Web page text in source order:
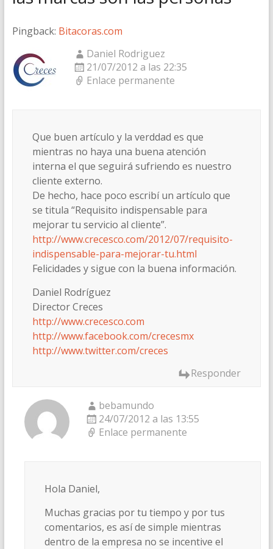
Pingback: Bitacoras.com
Daniel Rodriguez
21/07/2012 a las 22:35
Enlace permanente
Que buen artículo y la verddad es que
mientras no haya una buena atención
interna el que seguirá sufriendo es nuestro
cliente externo.
De hecho, hace poco escribí un artículo que
se titula “Requisito indispensable para
mejorar tu servicio al cliente”.
http://www.crecesco.com/2012/07/requisito-
indispensable-para-mejorar-tu.html
Felicidades y sigue con la buena información.
Daniel Rodríguez
Director Creces
http://www.crecesco.com
http://www.facebook.com/crecesmx
http://www.twitter.com/creces
Responder
bebamundo
24/07/2012 a las 13:55
Enlace permanente
Hola Daniel,
Muchas gracias por tu tiempo y por tus
comentarios, es así de simple mientras
dentro de la empresa no se incentive el